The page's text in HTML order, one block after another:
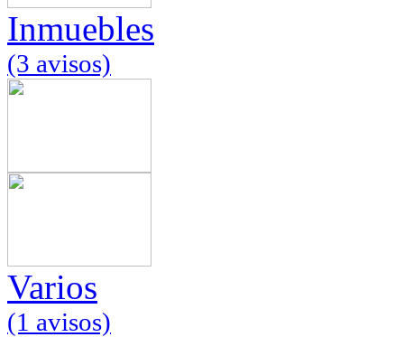
Inmuebles
(3 avisos)
Varios
(1 avisos)